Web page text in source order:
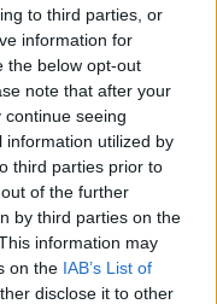
to third parties, or
information for
the below opt-out
note that after your
seeing
information utilized by
third parties prior to
of the further
by third parties on the
information may
on the IAB’s List of
disclose it to other
Ηράκλειο - Στο
τον Ιούλιο
για την
με τρομοκρατικό